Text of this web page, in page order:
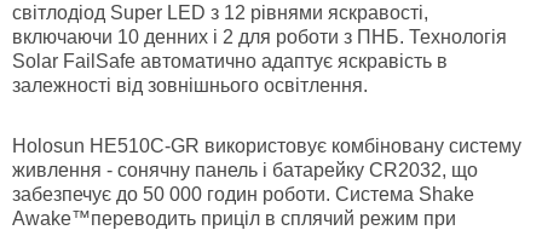
світлодіод Super LED з 12 рівнями яскравості,
включаючи 10 денних і 2 для роботи з ПНБ. Технологія
Solar FailSafe автоматично адаптує яскравість в
залежності від зовнішнього освітлення.
Holosun HE510C-GR використовує комбіновану систему
живлення - сонячну панель і батарейку CR2032, що
забезпечує до 50 000 годин роботи. Система Shake
Awake™переводить приціл в сплячий режим при